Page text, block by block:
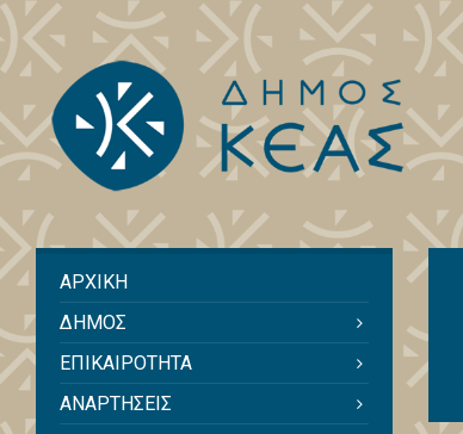
ΑΡΧΙΚΗ
ΔΗΜΟΣ
ΕΠΙΚΑΙΡΟΤΗΤΑ
ΑΝΑΡΤΗΣΕΙΣ